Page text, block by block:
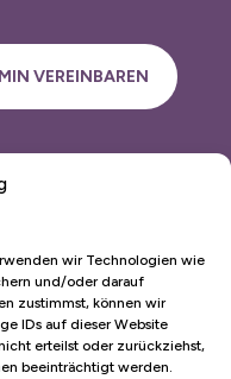
wir Technologien wie
und/oder darauf
zustimmst, können wir
IDs auf dieser Website
erteilst oder zurückziehst,
beeinträchtigt werden.
VEREINBAREN
Klangschalen-Massage
AD(H)S & Autismus